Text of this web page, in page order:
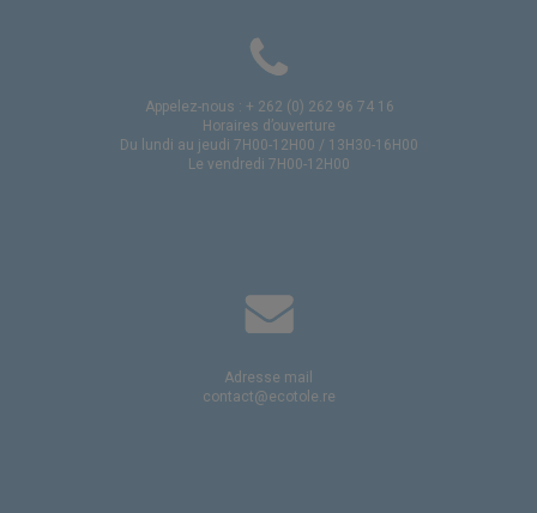
Appelez-nous : + 262 (0) 262 96 74 16
Horaires d’ouverture
Du lundi au jeudi 7H00-12H00 / 13H30-16H00
Le vendredi 7H00-12H00
Adresse mail
contact@ecotole.re